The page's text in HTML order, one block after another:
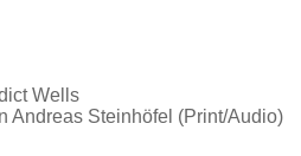
Wells
Andreas Steinhöfel (Print/Audio)